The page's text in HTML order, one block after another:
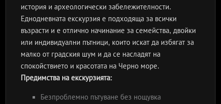
история и археологически забележителности.
Еднодневната екскурзия е подходяща за всички
възрасти и е отлично начинание за семейства, двойки
или индивидуални пътници, които искат да избягат за
малко от градския шум и да се насладят на
спокойствието и красотата на Черно море.
Предимства на екскурзията:
Безпроблемно пътуване без нощувка